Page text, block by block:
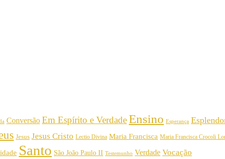
Conversão Em Espírito e VerdadeEnsino Esperança
Jesus Jesus Cristo Lectio Divina Maria Francisca Maria Francisca Crocoli
Santo São João Paulo II Testemunho Verdade Vocação